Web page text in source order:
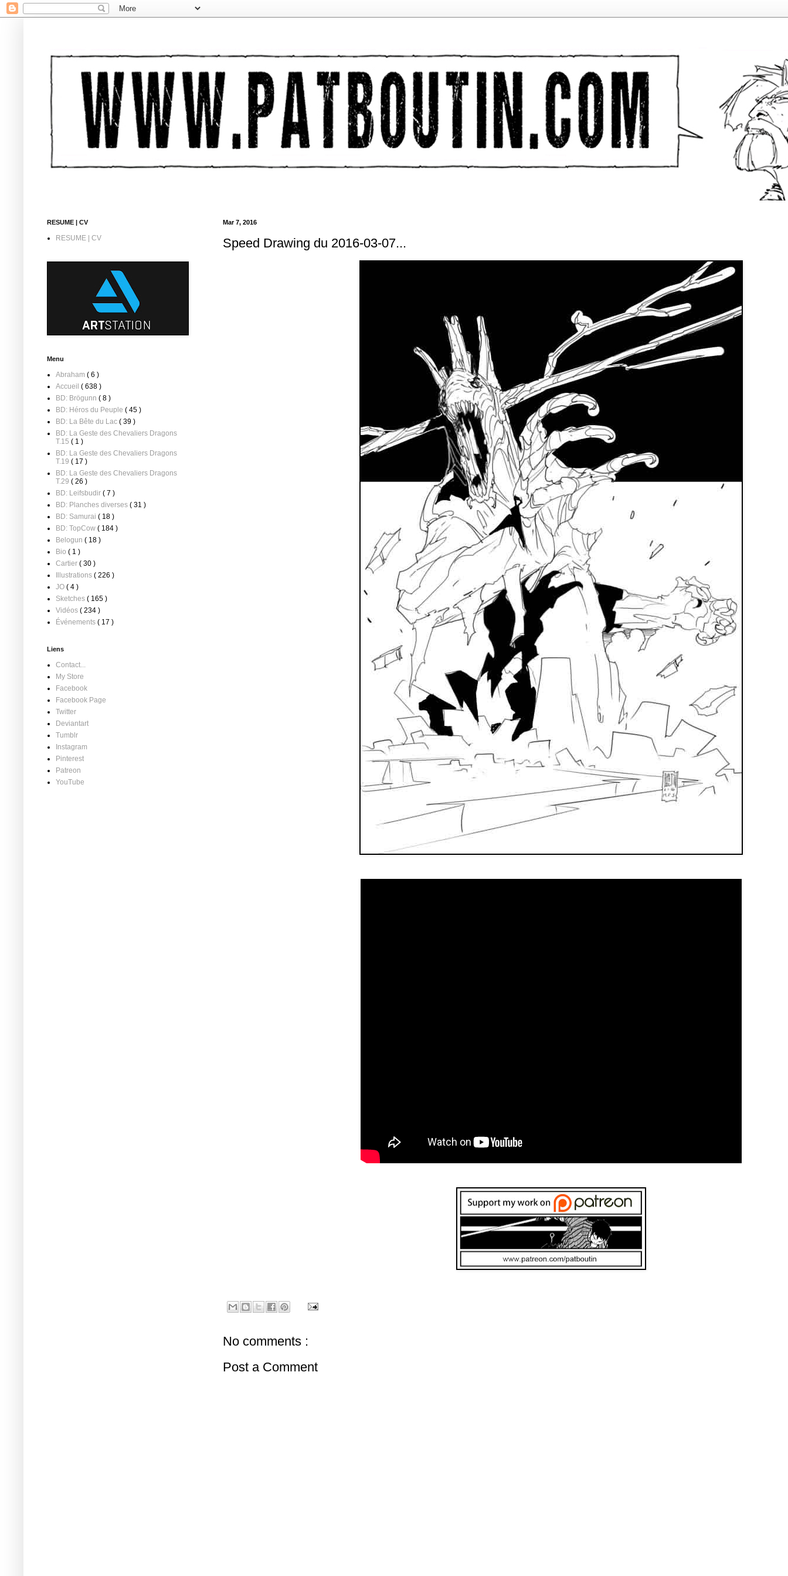
Mar 7, 2016
Speed Drawing du 2016-03-07...
No comments :
Post a Comment
RESUME | CV
RESUME | CV
Menu
Abraham ( 6 )
Accueil ( 638 )
BD: Brögunn ( 8 )
BD: Héros du Peuple ( 45 )
BD: La Bête du Lac ( 39 )
BD: La Geste des Chevaliers Dragons
T.15 ( 1 )
BD: La Geste des Chevaliers Dragons
T.19 ( 17 )
BD: La Geste des Chevaliers Dragons
T.29 ( 26 )
BD: Leifsbudir ( 7 )
BD: Planches diverses ( 31 )
BD: Samurai ( 18 )
BD: TopCow ( 184 )
Belogun ( 18 )
Bio ( 1 )
Cartier ( 30 )
Illustrations ( 226 )
JO ( 4 )
Sketches ( 165 )
Vidéos ( 234 )
Événements ( 17 )
Liens
Contact...
My Store
Facebook
Facebook Page
Twitter
Deviantart
Tumblr
Instagram
Pinterest
Patreon
YouTube